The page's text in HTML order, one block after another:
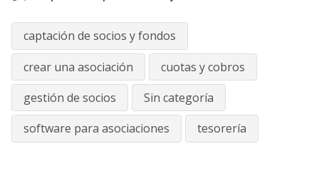
captación de socios y fondos
crear una asociación
cuotas y cobros
gestión de socios
Sin categoría
software para asociaciones
tesorería